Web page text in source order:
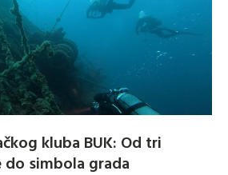
kluba BUK: Od tri
simbola grada